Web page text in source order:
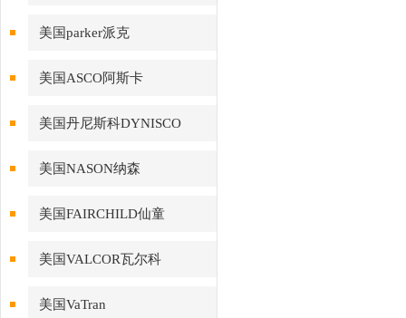
美国parker派克
美国ASCO阿斯卡
美国丹尼斯科DYNISCO
美国NASON纳森
美国FAIRCHILD仙童
美国VALCOR瓦尔科
美国VaTran